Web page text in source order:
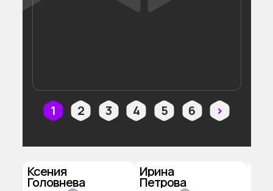
1 2 3 4 5 6 >
Ксения
Головнева
Ирина
Петрова